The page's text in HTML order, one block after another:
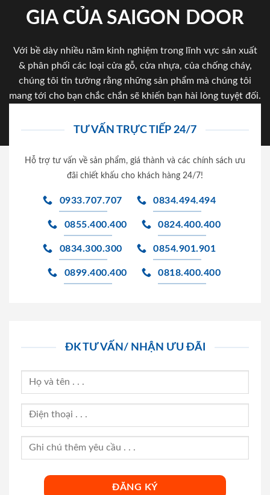
GIA CỦA SAIGON DOOR
Với bề dày nhiều năm kinh nghiệm trong lĩnh vực sản xuất
& phân phối các loại cửa gỗ, cửa nhựa, của chống cháy,
chúng tôi tin tưởng rằng những sản phẩm mà chúng tôi
mang tới cho bạn chắc chắn sẽ khiến bạn hài lòng tuyệt đối.
TƯ VẤN TRỰC TIẾP 24/7
Hỗ trợ tư vấn về sản phẩm, giá thành và các chính sách ưu
đãi chiết khấu cho khách hàng 24/7!
0933.707.707 0834.494.494
0855.400.400 0824.400.400
0834.300.300 0854.901.901
0899.400.400 0818.400.400
ĐK TƯ VẤN/ NHẬN ƯU ĐÃI